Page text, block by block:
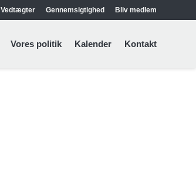
Vedtægter Gennemsigtighed Bliv medlem
Vores politik Kalender Kontakt